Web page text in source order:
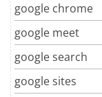
google chrome
google meet
google search
google sites